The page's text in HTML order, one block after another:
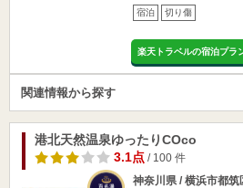
宿泊 切り傷
楽天トラベルの宿泊プラ
関連情報から探す
港北天然温泉ゆったりCOco
3.1点/ 100 件
神奈川県 / 横浜市都筑